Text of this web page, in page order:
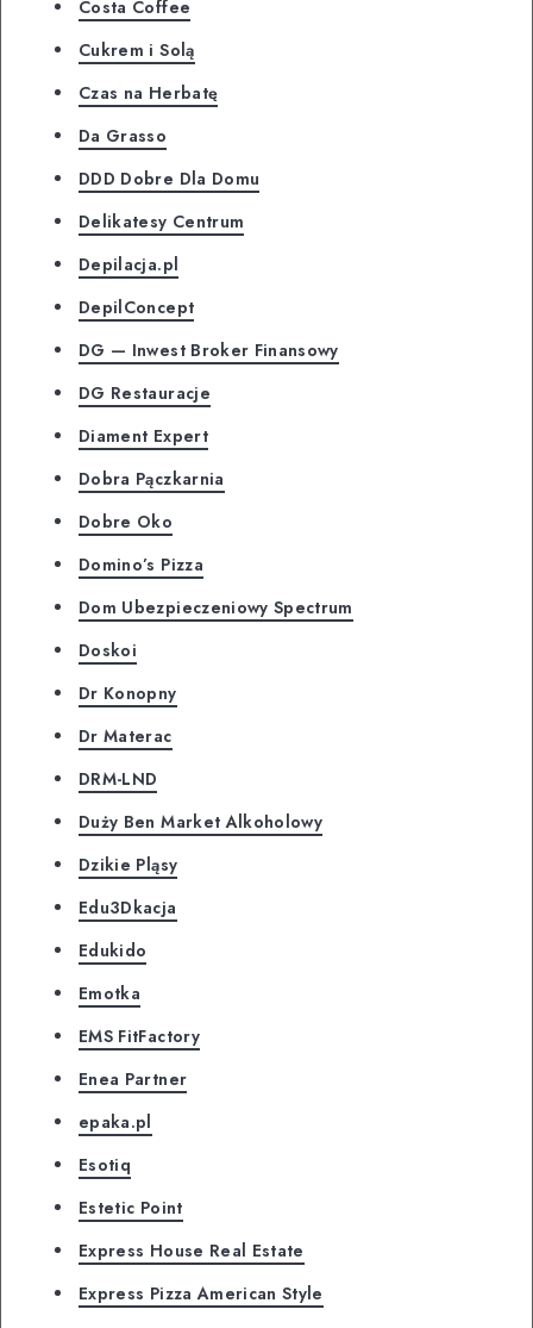
Costa Coffee
Cukrem i Solą
Czas na Herbatę
Da Grasso
DDD Dobre Dla Domu
Delikatesy Centrum
Depilacja.pl
DepilConcept
DG — Inwest Broker Finansowy
DG Restauracje
Diament Expert
Dobra Pączkarnia
Dobre Oko
Domino’s Pizza
Dom Ubezpieczeniowy Spectrum
Doskoi
Dr Konopny
Dr Materac
DRM-LND
Duży Ben Market Alkoholowy
Dzikie Pląsy
Edu3Dkacja
Edukido
Emotka
EMS FitFactory
Enea Partner
epaka.pl
Esotiq
Estetic Point
Express House Real Estate
Express Pizza American Style